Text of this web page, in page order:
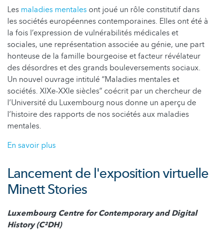
Les maladies mentales ont joué un rôle constitutif dans
les sociétés européennes contemporaines. Elles ont été à
la fois l’expression de vulnérabilités médicales et
sociales, une représentation associée au génie, une part
honteuse de la famille bourgeoise et facteur révélateur
des désordres et des grands bouleversements sociaux.
Un nouvel ouvrage intitulé “Maladies mentales et
sociétés. XIXe-XXIe siècles” coécrit par un chercheur de
l’Université du Luxembourg nous donne un aperçu de
l’histoire des rapports de nos sociétés aux maladies
mentales.
En savoir plus
Lancement de l'exposition virtuelle
Minett Stories
Luxembourg Centre for Contemporary and Digital
History (C²DH)